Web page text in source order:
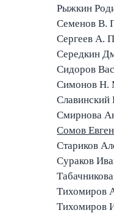
Рыжкин
Семенов В.
Сергеев А.
Середкин
Сидоров
Симонов Н.
Смирнова
Сомов
Стариков
Сураков
Тихомиров
Тихомиров